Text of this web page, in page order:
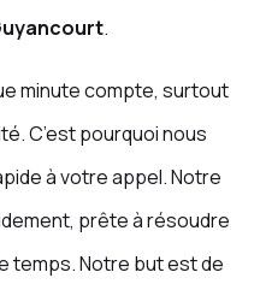
.
minute compte, surtout
C’est pourquoi nous
à votre appel. Notre
prête à résoudre
temps. Notre but est de